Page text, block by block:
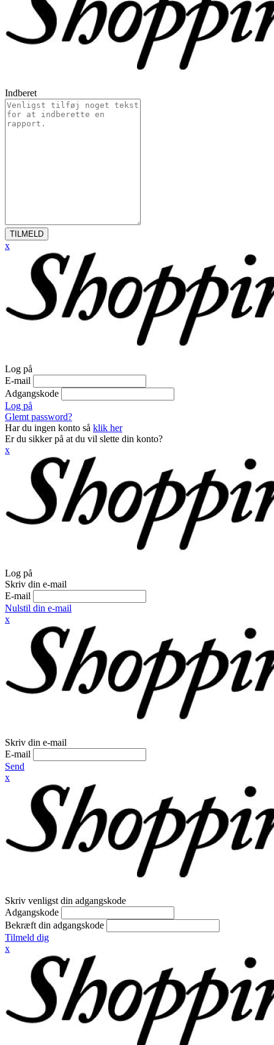
Indberet
TILMELD
x
Log på
E-mail
Adgangskode
Log på
Glemt password?
Har du ingen konto så klik her
Er du sikker på at du vil slette din konto?
x
Log på
Skriv din e-mail
E-mail
Nulstil din e-mail
x
Skriv din e-mail
E-mail
Send
x
Skriv venligst din adgangskode
Adgangskode
Bekræft din adgangskode
Tilmeld dig
x